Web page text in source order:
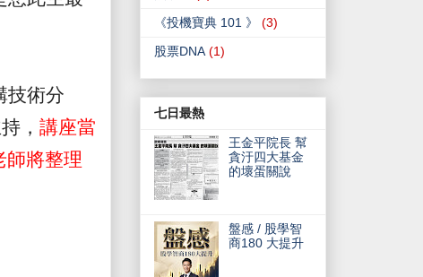
技術分
， 講座當
師將整理
《投機寶典 101 》
(3)
股票DNA (1)
七日最熱
王金平院長 幫
貪汙四大基金
的壞蛋關說
盤感 / 股學智
商180 大提升